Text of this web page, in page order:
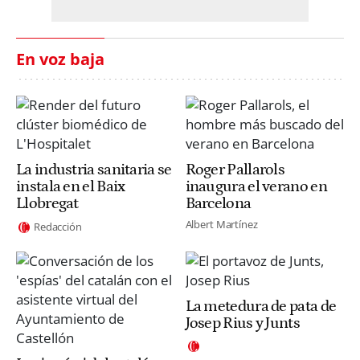
En voz baja
La industria sanitaria se
instala en el Baix
Llobregat
Redacción
Roger Pallarols
inaugura el verano en
Barcelona
Albert Martínez
La metedura de pata de
Josep Rius y Junts